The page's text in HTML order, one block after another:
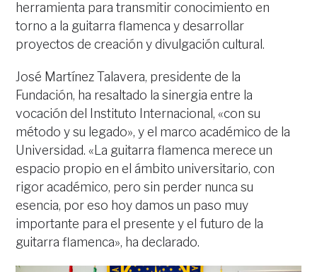
herramienta para transmitir conocimiento en
torno a la guitarra flamenca y desarrollar
proyectos de creación y divulgación cultural.
José Martínez Talavera, presidente de la
Fundación, ha resaltado la sinergia entre la
vocación del Instituto Internacional, «con su
método y su legado», y el marco académico de la
Universidad. «La guitarra flamenca merece un
espacio propio en el ámbito universitario, con
rigor académico, pero sin perder nunca su
esencia, por eso hoy damos un paso muy
importante para el presente y el futuro de la
guitarra flamenca», ha declarado.